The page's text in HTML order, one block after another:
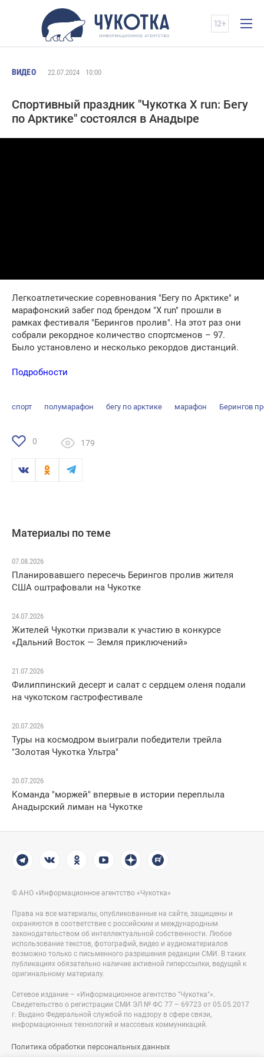
ВИДЕО 22.07.2024 10:00
Спортивный праздник "Чукотка X run: Бегу
по Арктике" состоялся в Анадыре
Легкоатлетические соревнования "Бегу по Арктике" и
марафонский забег под брендом "X run" прошли в
рамках фестиваля "Берингов пролив". На этот раз они
собрали рекордное количество спортсменов – 97.
Было установлено и несколько рекордов дистанций.
Подробности
спорт полумарафон бегу по арктике марафон Берингов
0 179
Материалы по теме
07.08.2026
Планировавшего пересечь Берингов пролив жителя
США оштрафовали на Чукотке
24.07.2026
Жителей Чукотки призвали к участию в конкурсе
«Дальний Восток — Земля приключений»
21.07.2026
Филиппинский десерт и салат с сердцем оленя подали
на чукотском гастрофестивале
20.07.2026
Туры на космодром выиграли победители трейла
"Золотая Чукотка Ультра"
20.07.2026
Команда "моржей" впервые в истории переплыла
Анадырский лиман на Чукотке
© АНО «Информационное агентство «Чукотка»
Права на все материалы, опубликованные на сайте, защищены и
охраняются в соответствие с российским и международным
законодательством об интеллектуальной собственности. Любое
использование текстов, фотографий, видео и аудиоматериалов
возможно только с письменного разрешения редакции СМИ. В таких
публикациях обязательно наличие активной гиперссылки, ведущей к
оригинальному материалу.
Сетевое издание – «Информационное агентство "Чукотка"».
Свидетельство о регистрации СМИ ЭЛ № ФС 77 – 69723 от 05.05.2017
г. Выдано Федеральной службой по надзору в сфере связи,
информационных технологий и массовых коммуникаций.
Политика обработки персональных данных